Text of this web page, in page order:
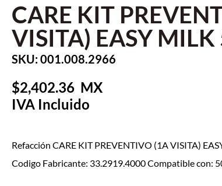
CARE KIT
VISITA) EASY MILK
SKU: 001.008.2966
2,402.36
Refacción CARE KIT PREVENTIVO (1A VISITA)
Codigo Fabricante: 33.2919.4000 Compatible con: